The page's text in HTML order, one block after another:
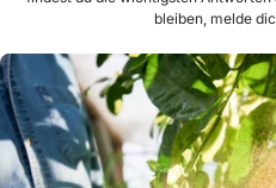
bleiben, melde